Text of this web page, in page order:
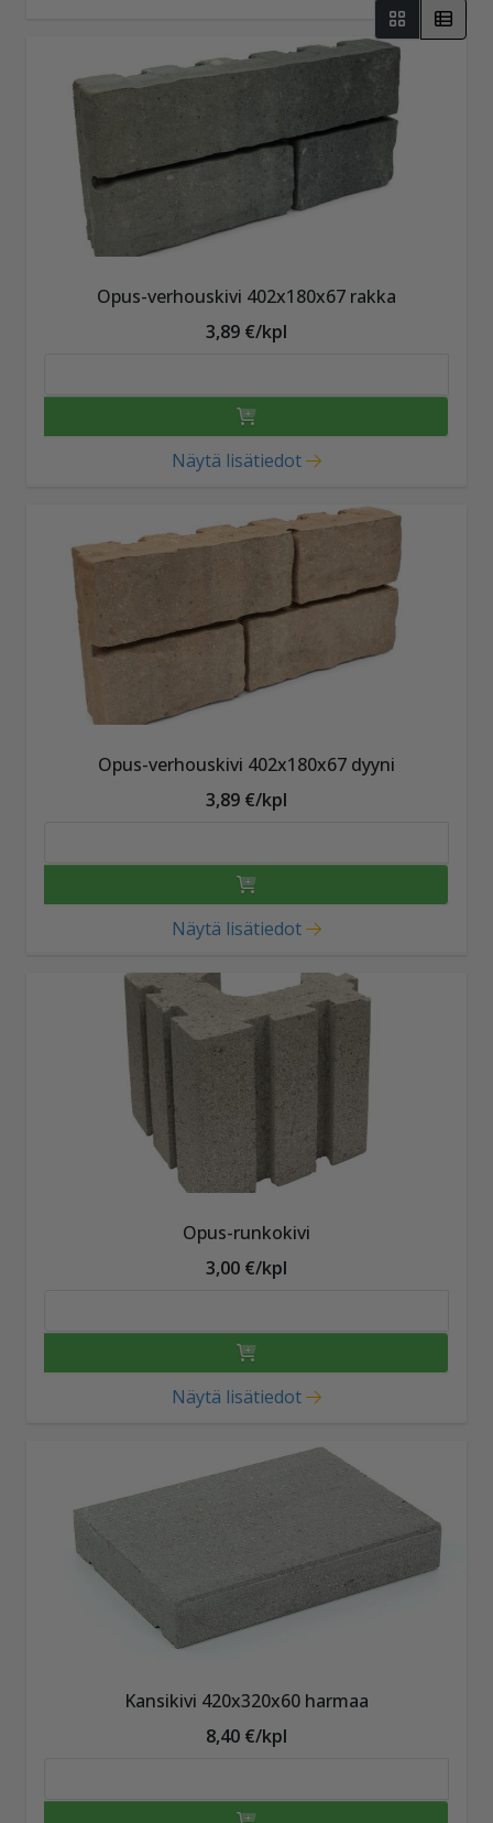
Opus-verhouskivi 402x180x67 rakka
3,89 €/kpl
Näytä lisätiedot
Opus-verhouskivi 402x180x67 dyyni
3,89 €/kpl
Näytä lisätiedot
Opus-runkokivi
3,00 €/kpl
Näytä lisätiedot
Kansikivi 420x320x60 harmaa
8,40 €/kpl